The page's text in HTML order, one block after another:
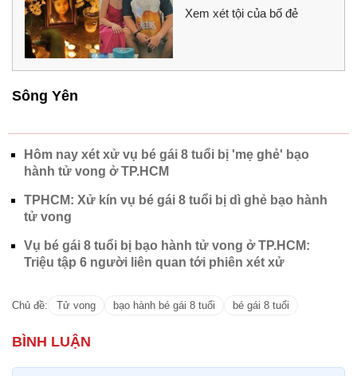
Xem xét tội của bố đẻ
Sông Yên
Hôm nay xét xử vụ bé gái 8 tuổi bị 'mẹ ghẻ' bạo
hành tử vong ở TP.HCM
TPHCM: Xử kín vụ bé gái 8 tuổi bị dì ghẻ bạo hành
tử vong
Vụ bé gái 8 tuổi bị bạo hành tử vong ở TP.HCM:
Triệu tập 6 người liên quan tới phiên xét xử
Chủ đề: Tử vong bạo hành bé gái 8 tuổi bé gái 8 tuổi